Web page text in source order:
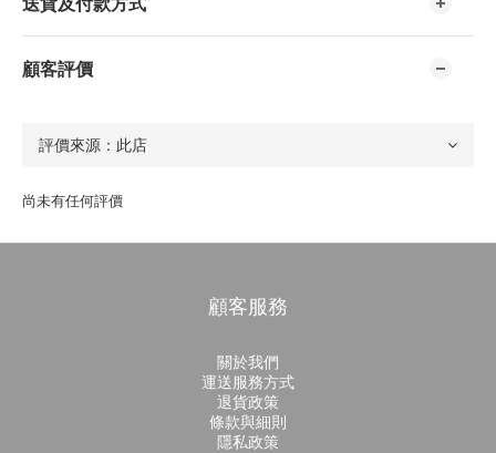
顧客評價
尚未有任何評價
顧客服務
關於我們
運送服務方式
退貨政策
條款與細則
隱私政策